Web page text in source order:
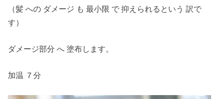
（髪 への ダメージ も 最小限 で 抑えられるという 訳で
す）
ダメージ部分 へ 塗布します。
加温 ７分